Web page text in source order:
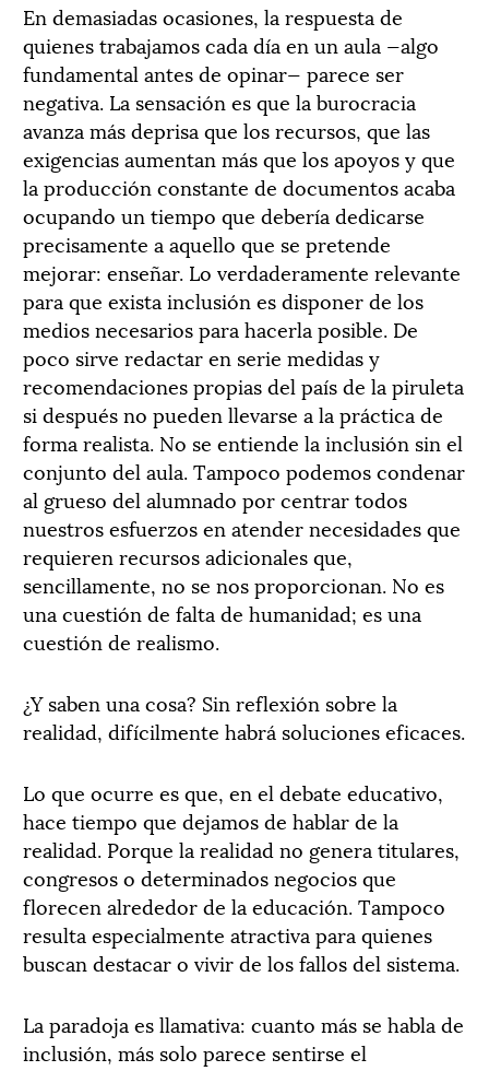
En demasiadas ocasiones, la respuesta de
quienes trabajamos cada día en un aula —algo
fundamental antes de opinar— parece ser
negativa. La sensación es que la burocracia
avanza más deprisa que los recursos, que las
exigencias aumentan más que los apoyos y que
la producción constante de documentos acaba
ocupando un tiempo que debería dedicarse
precisamente a aquello que se pretende
mejorar: enseñar. Lo verdaderamente relevante
para que exista inclusión es disponer de los
medios necesarios para hacerla posible. De
poco sirve redactar en serie medidas y
recomendaciones propias del país de la piruleta
si después no pueden llevarse a la práctica de
forma realista. No se entiende la inclusión sin el
conjunto del aula. Tampoco podemos condenar
al grueso del alumnado por centrar todos
nuestros esfuerzos en atender necesidades que
requieren recursos adicionales que,
sencillamente, no se nos proporcionan. No es
una cuestión de falta de humanidad; es una
cuestión de realismo.
¿Y saben una cosa? Sin reflexión sobre la
realidad, difícilmente habrá soluciones eficaces.
Lo que ocurre es que, en el debate educativo,
hace tiempo que dejamos de hablar de la
realidad. Porque la realidad no genera titulares,
congresos o determinados negocios que
florecen alrededor de la educación. Tampoco
resulta especialmente atractiva para quienes
buscan destacar o vivir de los fallos del sistema.
La paradoja es llamativa: cuanto más se habla de
inclusión, más solo parece sentirse el